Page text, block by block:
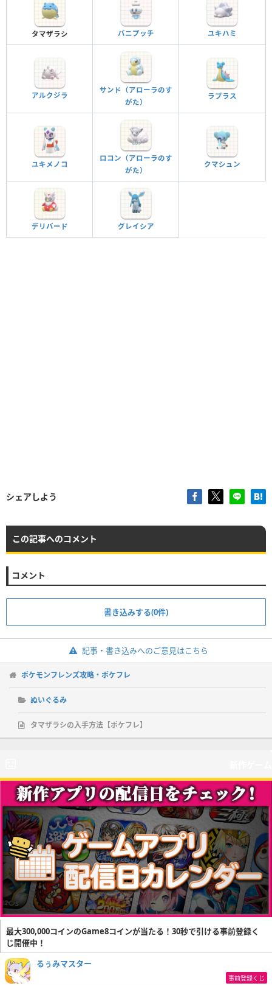
タマザラシ バニプッチ ユキハミ
アルクジラ
サンド（アローラのす
がた）
ラプラス
ユキメノコ
ロコン（アローラのす
がた）
クマシュン
デリバード グレイシア
シェアしよう
この記事へのコメント
コメント
書き込みする(0件)
記事・書き込みへのご意見はこちら
ポケモンフレンズ攻略・ポケフレ
ぬいぐるみ
タマザラシの入手方法【ポケフレ】
最大300,000コインのGame8コインが当たる！30秒で引ける事前登録く
じ開催中！
るぅみマスター
事前登録くじ